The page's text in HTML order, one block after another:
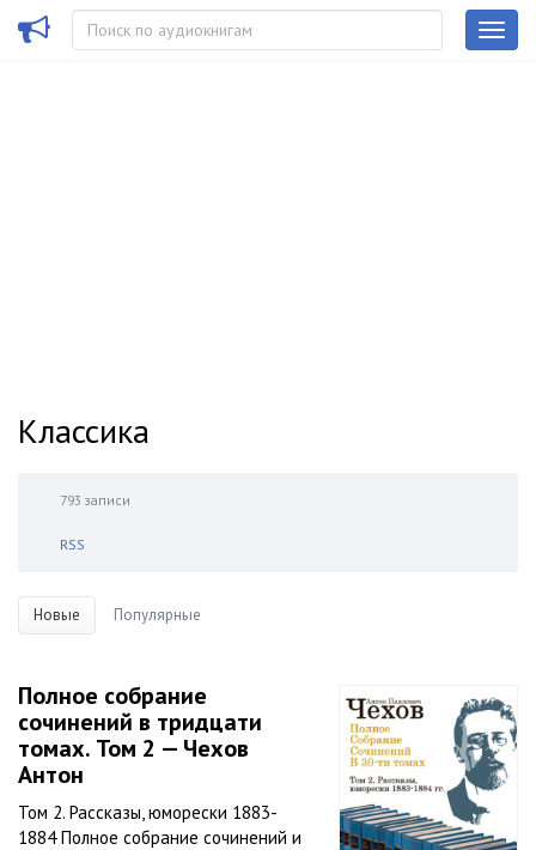
Классика
793 записи
RSS
Новые Популярные
Полное собрание
сочинений в тридцати
томах. Том 2 — Чехов
Антон
Том 2. Рассказы, юморески 1883-
1884 Полное собрание сочинений и